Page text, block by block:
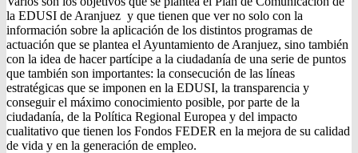
la EDUSI de Aranjuez y que tienen que ver no solo con la
información sobre la aplicación de los distintos programas de
actuación que se plantea el Ayuntamiento de Aranjuez, sino también
con la idea de hacer partícipe a la ciudadanía de una serie de puntos
que también son importantes: la consecución de las líneas
estratégicas que se imponen en la EDUSI, la transparencia y
conseguir el máximo conocimiento posible, por parte de la
ciudadanía, de la Política Regional Europea y del impacto
cualitativo que tienen los Fondos FEDER en la mejora de su calidad
de vida y en la generación de empleo.